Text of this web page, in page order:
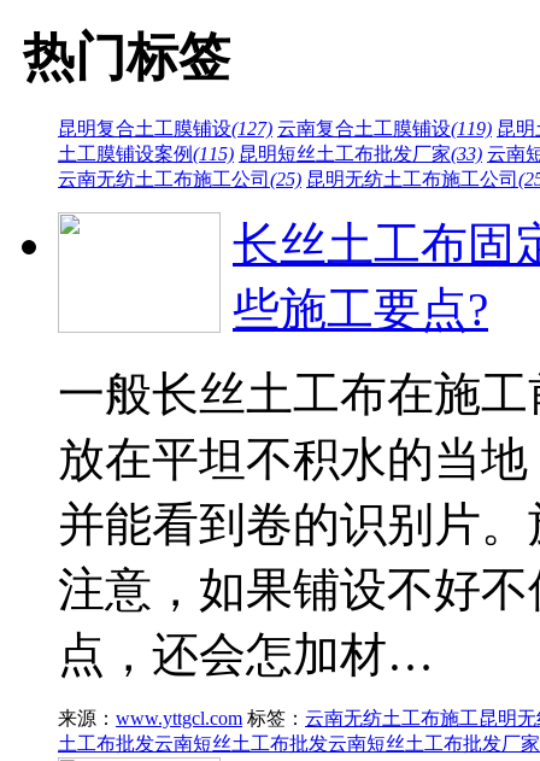
热门标签
昆明复合土工膜铺设(127) 云南复合土工膜铺设(119) 昆明
土工膜铺设案例(115) 昆明短丝土工布批发厂家(33) 云南
云南无纺土工布施工公司 (25) 昆明无纺土工布施工公司
长丝土工布固
些施工要点?
一般长丝土工布在施
放在平坦不积水的当
并能看到卷的识别片
注意，如果铺设不好
点，还会怎加材…
来源： www.yttgcl.com 标签： 云南无纺土工布施工昆明
土工布批发云南短丝土工布批发云南短丝土工布批发厂家